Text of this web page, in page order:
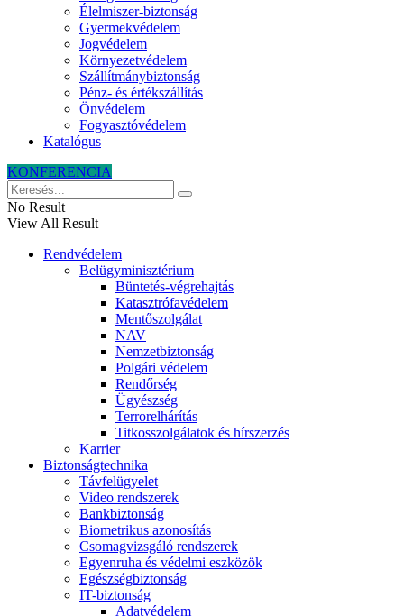
Élelmiszer-biztonság
Gyermekvédelem
Jogvédelem
Környezetvédelem
Szállítmánybiztonság
Pénz- és értékszállítás
Önvédelem
Fogyasztóvédelem
Katalógus
KONFERENCIA
No Result
View All Result
Rendvédelem
Belügyminisztérium
Büntetés-végrehajtás
Katasztrófavédelem
Mentőszolgálat
NAV
Nemzetbiztonság
Polgári védelem
Rendőrség
Ügyészség
Terrorelhárítás
Titkosszolgálatok és hírszerzés
Karrier
Biztonságtechnika
Távfelügyelet
Video rendszerek
Bankbiztonság
Biometrikus azonosítás
Csomagvizsgáló rendszerek
Egyenruha és védelmi eszközök
Egészségbiztonság
IT-biztonság
Adatvédelem